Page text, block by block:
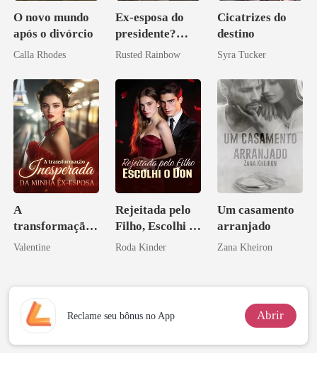
O novo mundo
após o divórcio
Calla Rhodes
Ex-esposa do
presidente?
Preciosa
família
mafiosa!
Rusted Rainbow
Cicatrizes do
destino
Syra Tucker
A
transformação
inesperada da
Valentine
Rejeitada pelo
Filho, Escolhi o
Don
Roda Kinder
Um casamento
arranjado
Zana Kheiron
Reclame seu bônus no App Abrir